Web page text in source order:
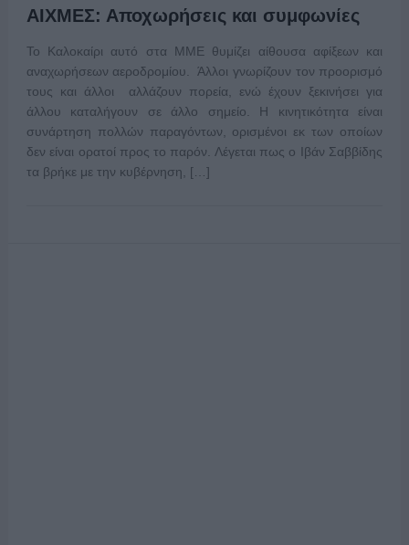
ΑΙΧΜΕΣ: Αποχωρήσεις και συμφωνίες
Το Καλοκαίρι αυτό στα ΜΜΕ θυμίζει αίθουσα αφίξεων και
αναχωρήσεων αεροδρομίου. Άλλοι γνωρίζουν τον προορισμό
τους και άλλοι αλλάζουν πορεία, ενώ έχουν ξεκινήσει για
άλλου καταλήγουν σε άλλο σημείο. Η κινητικότητα είναι
συνάρτηση πολλών παραγόντων, ορισμένοι εκ των οποίων
δεν είναι ορατοί προς το παρόν. Λέγεται πως ο Ιβάν Σαββίδης
τα βρήκε με την κυβέρνηση, […]